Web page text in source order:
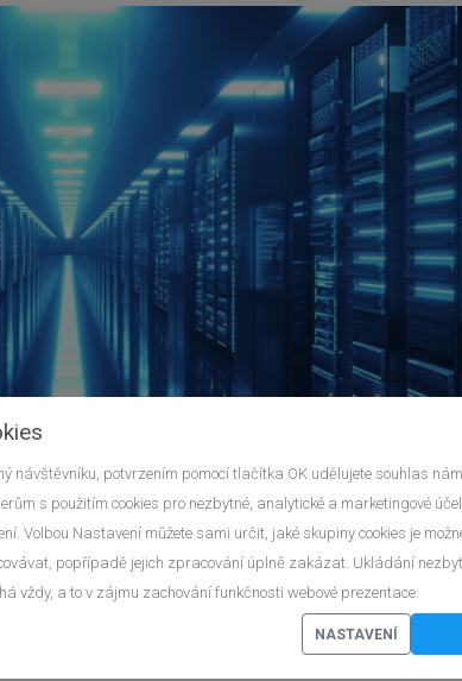
návštěvníku, potvrzením pomocí tlačítka OK udělujete souhlas
s použitím cookies pro nezbytné, analytické a marketingové
Volbou Nastavení můžete sami určit, jaké skupiny cookies je
popřípadě jejich zpracování úplně zakázat. Ukládání
vždy, a to v zájmu zachování funkčnosti webové prezentace.
NASTAVENÍ
našich životů a její vliv se projevuje také v
neuronů, je umělecké dílo vytvořené pomocí
rozkvětu této nové umělecké formy, která přináší